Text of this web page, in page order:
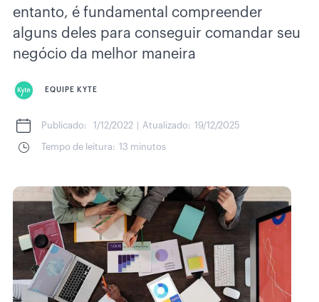
entanto, é fundamental compreender
alguns deles para conseguir comandar seu
negócio da melhor maneira
EQUIPE KYTE
Publicado: 1/12/2022 Atualizado: 19/12/2025
Tempo de leitura: 13 minutos